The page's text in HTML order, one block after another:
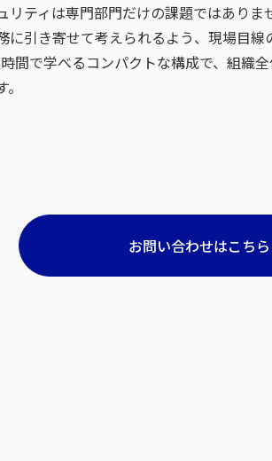
リティは専門部門だけの課題ではあり
に引き寄せて考えられるよう、現場目
間で学べるコンパクトな構成で、組織
お問い合わせはこちら